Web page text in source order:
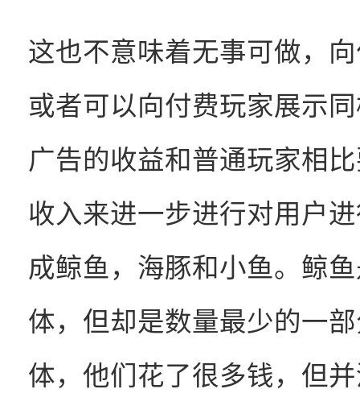
这也不意味着无事可做，
或者可以向付费玩家展示
广告的收益和普通玩家相
收入来进一步进行对用户
成鲸鱼，海豚和小鱼。鲸
体，但却是数量最少的一
体，他们花了很多钱，但